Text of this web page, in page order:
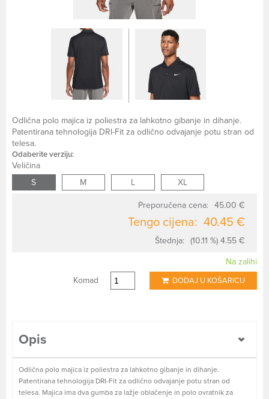
Odlična polo majica iz poliestra za lahkotno gibanje in dihanje.
Patentirana tehnologija DRI-Fit za odlično odvajanje potu stran od
telesa.
Odaberite verziju:
Veličina
S
M L XL
Preporučena cena: 45.00 €
Tengo cijena: 40.45 €
Štednja: (10.11 %) 4.55 €
Na zalihi
Komad
DODAJ U KOŠARICU
Opis
Odlična polo majica iz poliestra za lahkotno gibanje in dihanje.
Patentirana tehnologija DRI-Fit za odlično odvajanje potu stran od
telesa. Majica ima dva gumba za lažje oblačenje in polo ovratnik za